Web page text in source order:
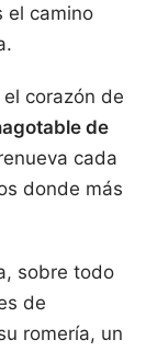
el camino
corazón de
de
cada
donde más
sobre todo
de
romería, un